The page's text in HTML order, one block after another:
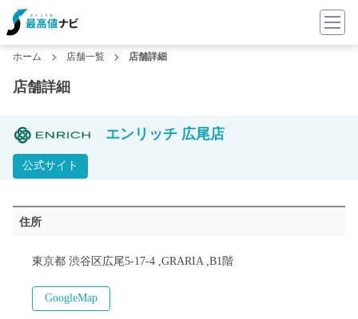
ホーム 店舗一覧 店舗詳細
店舗詳細
公式サイト
エンリッチ 広尾店
住所
東京都 渋谷区広尾5-17-4 ,GRARIA ,B1階
GoogleMap